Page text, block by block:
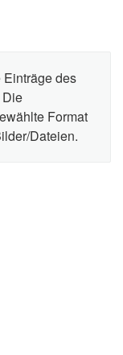
des
Format
Dateien.